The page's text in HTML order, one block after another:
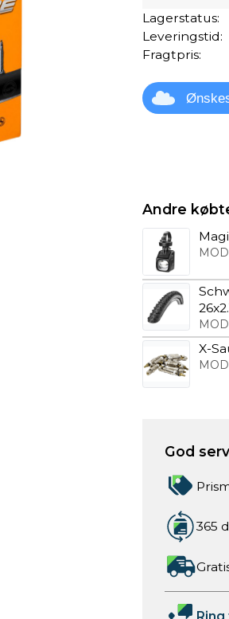
Lagerstatus:
Leveringstid:
Fragtpris:
Andre
X-
God
365
Ring